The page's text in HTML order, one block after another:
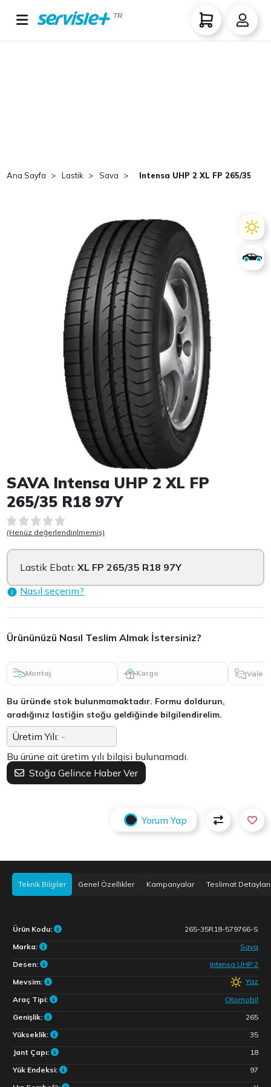
TR
Ana Sayfa Lastik Sava Intensa UHP 2 XL FP 265/35 R18
Item 1 of 1
SAVA Intensa UHP 2 XL FP
265/35 R18 97Y
(Henüz değerlendirilmemiş)
Lastik Ebatı:XL FP 265/35 R18 97Y
Nasıl seçerim?
Ürününüzü Nasıl Teslim Almak İstersiniz?
Montaj Kargo Vale
Bu üründe stok bulunmamaktadır. Formu doldurun,
aradığınız lastiğin stoğu geldiğinde bilgilendirelim.
Üretim Yılı: -
Bu ürüne ait üretim yılı bilgisi bulunamadı.
Stoğa Gelince Haber Ver
Yorum Yap
Teknik Bilgiler Genel Özellikler Kampanyalar Teslimat Detayları
Ürün Kodu:
265-35R18-579766-S
Marka:
Sava
Desen:
Intensa UHP 2
Mevsim:
Yaz
Araç Tipi:
Otomobil
Genişlik:
265
Yükseklik:
35
Jant Çapı:
18
Yük Endeksi:
97